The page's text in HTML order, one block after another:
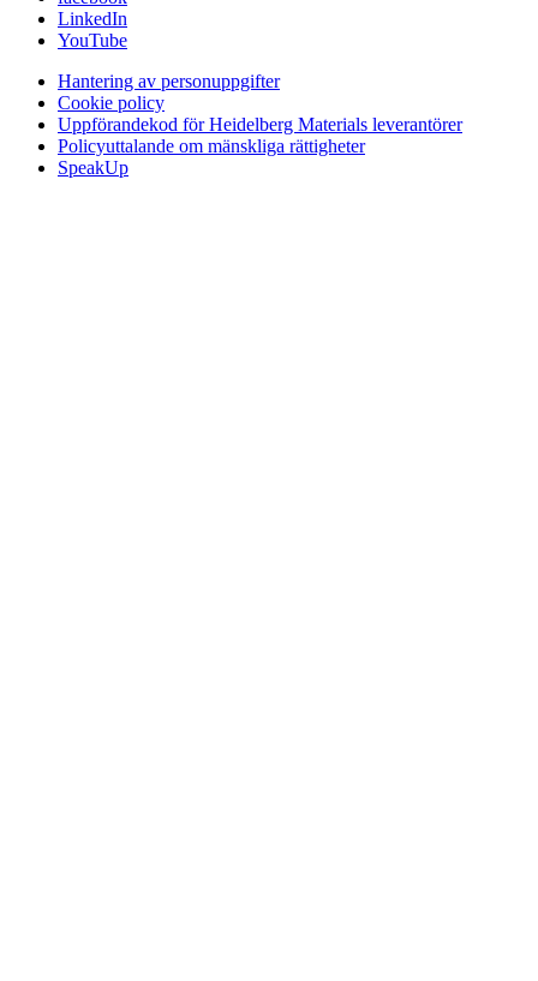
LinkedIn
YouTube
Hantering av personuppgifter
Cookie policy
Uppförandekod för Heidelberg Materials leverantörer
Policyuttalande om mänskliga rättigheter
SpeakUp